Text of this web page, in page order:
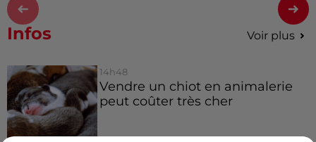
Infos Voir plus
14h48
Vendre un chiot en animalerie
peut coûter très cher